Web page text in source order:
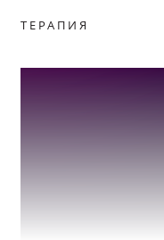
ТЕРАПИЯ